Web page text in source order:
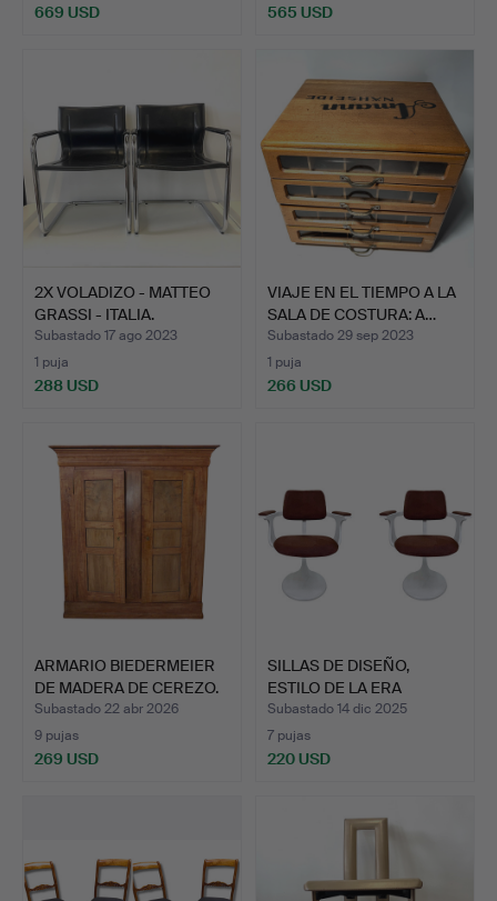
669 USD 565 USD
2X VOLADIZO - MATTEO
GRASSI - ITALIA.
Subastado 17 ago 2023
1 puja
288 USD
VIAJE EN EL TIEMPO A LA
SALA DE COSTURA: A…
Subastado 29 sep 2023
1 puja
266 USD
ARMARIO BIEDERMEIER
DE MADERA DE CEREZO.
Subastado 22 abr 2026
9 pujas
269 USD
SILLAS DE DISEÑO,
ESTILO DE LA ERA
ESPACIA…
Subastado 14 dic 2025
7 pujas
220 USD